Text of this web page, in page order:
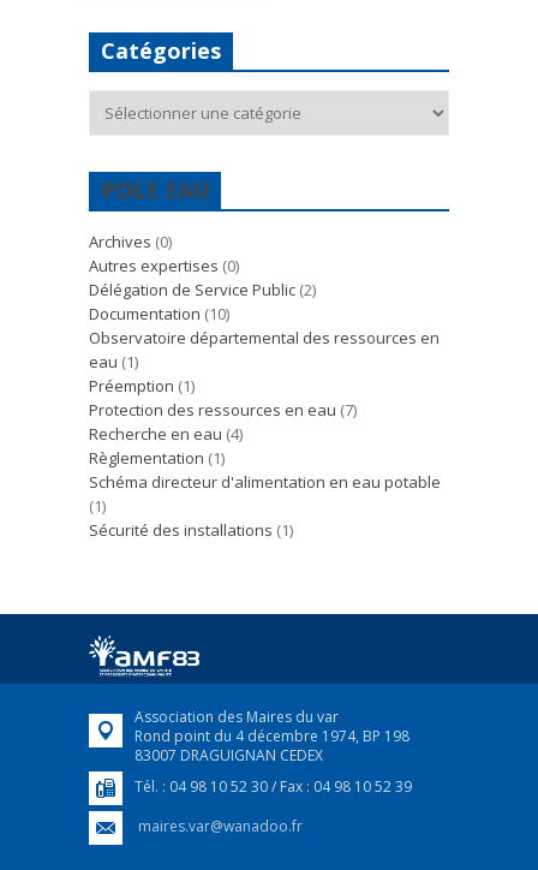
Catégories
POLE EAU
Archives (0)
Autres expertises (0)
Délégation de Service Public (2)
Documentation (10)
Observatoire départemental des ressources en
eau (1)
Préemption (1)
Protection des ressources en eau (7)
Recherche en eau (4)
Règlementation (1)
Schéma directeur d'alimentation en eau potable
(1)
Sécurité des installations (1)
Association des Maires du var
Rond point du 4 décembre 1974, BP 198
83007 DRAGUIGNAN CEDEX
Tél. : 04 98 10 52 30 / Fax : 04 98 10 52 39
maires.var@wanadoo.fr